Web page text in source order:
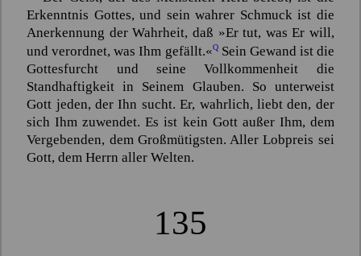
Erkenntnis Gottes, und sein wahrer Schmuck ist die
Anerkennung der Wahrheit, daß »Er tut, was Er will,
und verordnet, was Ihm gefällt.«QSein Gewand ist die
Gottesfurcht und seine Vollkommenheit die
Standhaftigkeit in Seinem Glauben. So unterweist
Gott jeden, der Ihn sucht. Er, wahrlich, liebt den, der
sich Ihm zuwendet. Es ist kein Gott außer Ihm, dem
Vergebenden, dem Großmütigsten. Aller Lobpreis sei
Gott, dem Herrn aller Welten.
135